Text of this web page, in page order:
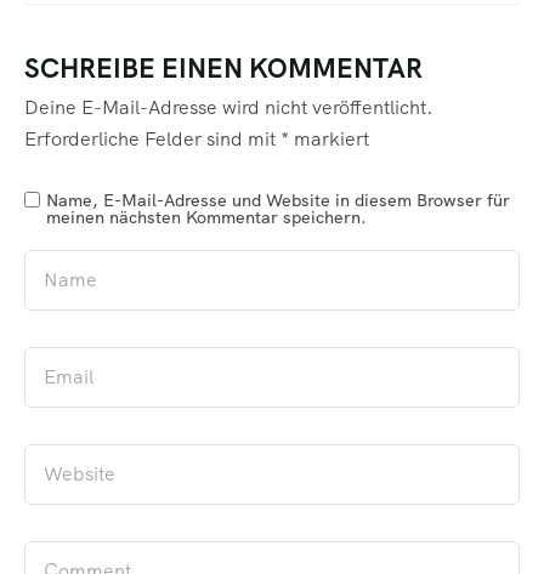
SCHREIBE EINEN KOMMENTAR
Deine E-Mail-Adresse wird nicht veröffentlicht.
Erforderliche Felder sind mit * markiert
Name, E-Mail-Adresse und Website in diesem Browser für
meinen nächsten Kommentar speichern.